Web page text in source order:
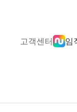
고객센터 임